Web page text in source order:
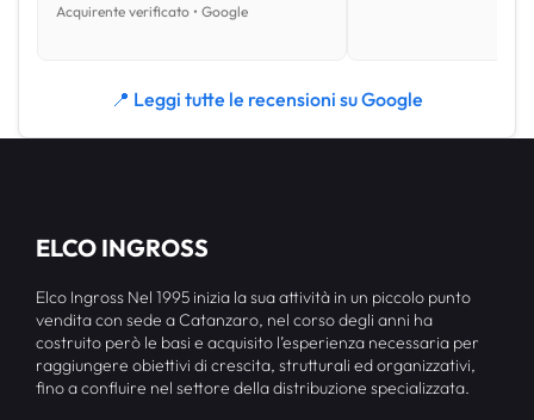
Acquirente verificato • Google
📍 Leggi tutte le recensioni su Google
ELCO INGROSS
Elco Ingross Nel 1995 inizia la sua attività in un piccolo punto
vendita con sede a Catanzaro, nel corso degli anni ha
costruito però le basi e acquisito l’esperienza necessaria per
raggiungere obiettivi di crescita, strutturali ed organizzativi,
fino a confluire nel settore della distribuzione specializzata.